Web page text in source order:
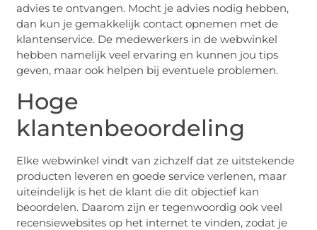
advies te ontvangen. Mocht je advies nodig hebben,
dan kun je gemakkelijk contact opnemen met de
klantenservice. De medewerkers in de webwinkel
hebben namelijk veel ervaring en kunnen jou tips
geven, maar ook helpen bij eventuele problemen.
Hoge
klantenbeoordeling
Elke webwinkel vindt van zichzelf dat ze uitstekende
producten leveren en goede service verlenen, maar
uiteindelijk is het de klant die dit objectief kan
beoordelen. Daarom zijn er tegenwoordig ook veel
recensiewebsites op het internet te vinden, zodat je